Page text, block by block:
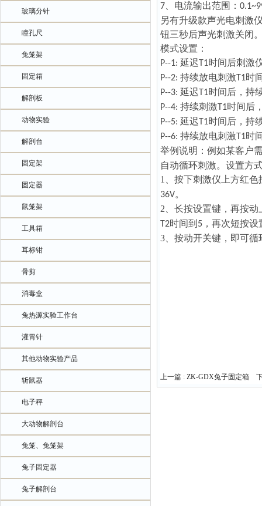
玻璃分针
瞳孔尺
兔笼架
固定箱
解剖板
动物实验
解剖台
固定架
固定器
鼠笼架
工具箱
耳标钳
骨剪
消毒盒
兔热源实验工作台
灌胃针
其他动物实验产品
斩鼠器
电子秤
大动物解剖台
兔笼、兔笼架
兔子固定器
兔子解剖台
7 、电流输出范围：
另有升级款声光电刺激
钮三秒后声光刺激关闭
模式设置：
P--1: 延迟 T1时间后刺激
P--2: 持续放电刺激 T1时
P--3: 延迟 T1时间 后，持
P--4: 持续刺激 T1时间后
P--5: 延迟 T1时间后 ， 持
P--6: 持续放电刺激 T1时
举例说明：例如某客户
自动循环刺激。设置方
1、 按下刺激仪上方红色
36V。
2、 长按设置键，再按动
T2时间到 5 ，再次短按设
3、 按动开关键，即可循
上一篇 : ZK-GDX兔子固定箱